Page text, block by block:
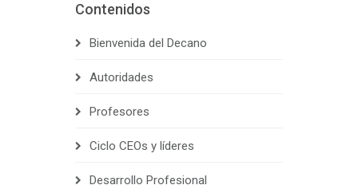
Contenidos
Bienvenida del Decano
Autoridades
Profesores
Ciclo CEOs y líderes
Desarrollo Profesional